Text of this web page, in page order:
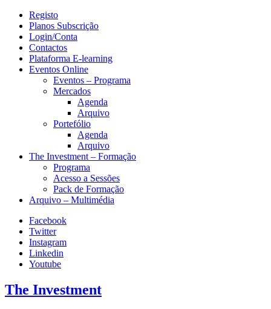
Registo
Planos Subscrição
Login/Conta
Contactos
Plataforma E-learning
Eventos Online
Eventos – Programa
Mercados
Agenda
Arquivo
Portefólio
Agenda
Arquivo
The Investment – Formação
Programa
Acesso a Sessões
Pack de Formação
Arquivo – Multimédia
Facebook
Twitter
Instagram
Linkedin
Youtube
The Investment